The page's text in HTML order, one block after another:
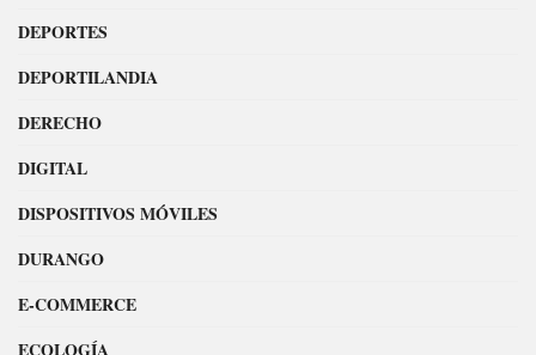
DEPORTES
DEPORTILANDIA
DERECHO
DIGITAL
DISPOSITIVOS MÓVILES
DURANGO
E-COMMERCE
ECOLOGÍA